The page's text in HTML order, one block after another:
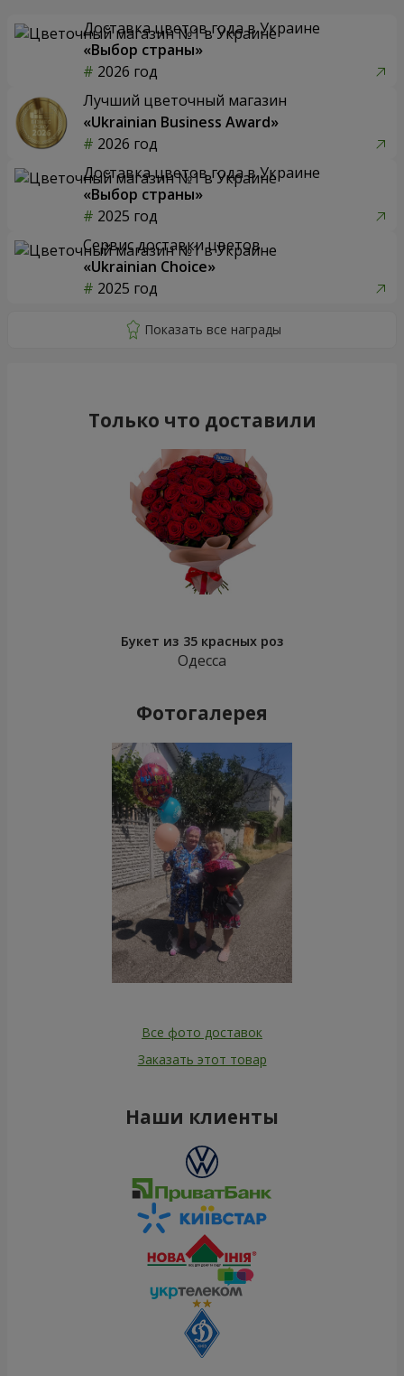
Доставка цветов года в Украине
«Выбор страны»
2026 год
Лучший цветочный магазин
«Ukrainian Business Award»
2026 год
Доставка цветов года в Украине
«Выбор страны»
2025 год
Сервис доставки цветов
«Ukrainian Choice»
2025 год
Только что доставили
Букет из 35 красных роз
Одесса
Фотогалерея
Все фото доставок
Заказать этот товар
Наши клиенты